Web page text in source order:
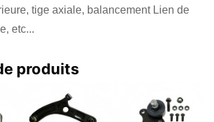
tige axiale, balancement Lien de
etc...
produits